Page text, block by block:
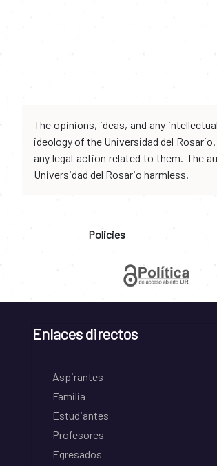
The opinions, ideas, and any
ideology of the Universidad del
any legal action related to them. The
Universidad del Rosario harmless.
Policies
Enlaces directos
Aspirantes
Familia
Estudiantes
Profesores
Egresados